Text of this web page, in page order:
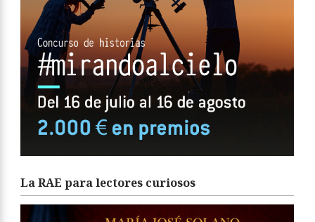
La RAE para lectores curiosos